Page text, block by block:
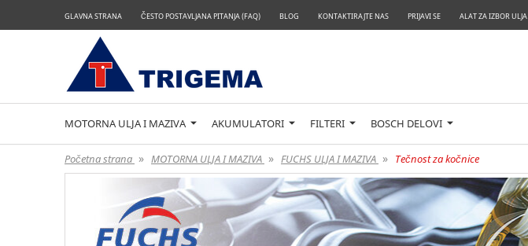
GLAVNA STRANA ČESTO POSTAVLJANA PITANJA (FAQ) BLOG KONTAKTIRAJTE NAS PRIJAVI SE ALAT ZA IZBOR ULJA
MOTORNA ULJA I MAZIVA AKUMULATORI FILTERI BOSCH DELOVI
Početna strana » MOTORNA ULJA I MAZIVA » FUCHS ULJA I MAZIVA » Tečnost za kočnice